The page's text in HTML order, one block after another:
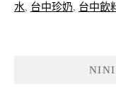
水, 台中珍奶, 台中飲
NINI